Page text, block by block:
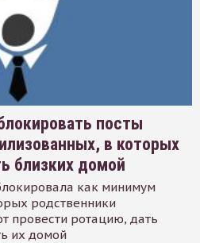
посты
в которых
близких домой
как минимум
родственники
провести ротацию, дать
их домой